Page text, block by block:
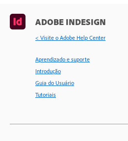
ADOBE INDESIGN
< Visite o Adobe Help Center
Aprendizado e suporte
Introdução
Guia do Usuário
Tutoriais